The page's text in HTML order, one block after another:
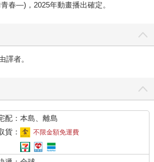
春—)，2025年動畫播出確定。
譯者。
配：本島、離島
貨：
不限金額免運費